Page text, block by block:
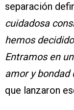
separación
cuidadosa
hemos
Entramos en
amor y bondad
que lanzaron